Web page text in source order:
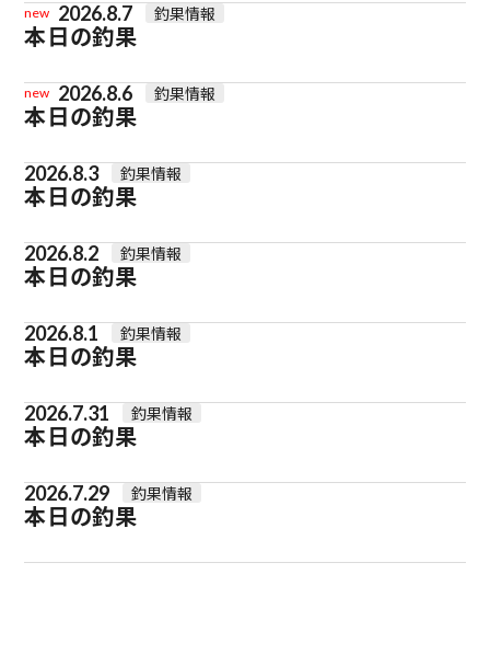
new 2026.8.7 釣果情報
本日の釣果
new 2026.8.6 釣果情報
本日の釣果
2026.8.3 釣果情報
本日の釣果
2026.8.2 釣果情報
本日の釣果
2026.8.1 釣果情報
本日の釣果
2026.7.31 釣果情報
本日の釣果
2026.7.29 釣果情報
本日の釣果